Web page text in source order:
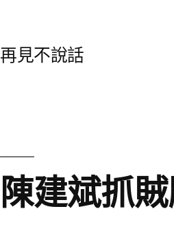
再見不說話
陳建斌抓